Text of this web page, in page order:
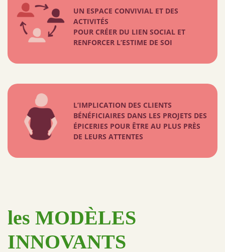
UN ESPACE CONVIVIAL ET DES
ACTIVITÉS
POUR CRÉER DU LIEN SOCIAL ET
RENFORCER L’ESTIME DE SOI
L’IMPLICATION DES CLIENTS
BÉNÉFICIAIRES DANS LES PROJETS DES
ÉPICERIES POUR ÊTRE AU PLUS PRÈS
DE LEURS ATTENTES
les MODÈLES
INNOVANTS